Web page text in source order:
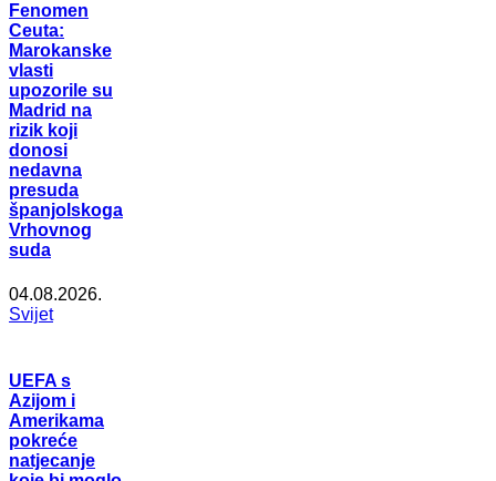
Fenomen
Ceuta:
Marokanske
vlasti
upozorile su
Madrid na
rizik koji
donosi
nedavna
presuda
španjolskoga
Vrhovnog
suda
04.08.2026.
Svijet
UEFA s
Azijom i
Amerikama
pokreće
natjecanje